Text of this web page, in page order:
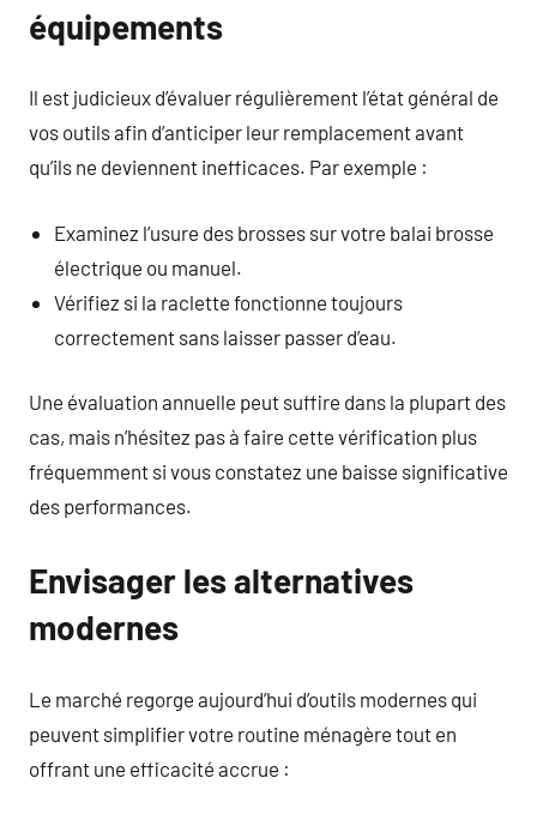
équipements
Il est judicieux d’évaluer régulièrement l’état général de
vos outils afin d’anticiper leur remplacement avant
qu’ils ne deviennent inefficaces. Par exemple :
Examinez l’usure des brosses sur votre balai brosse
électrique ou manuel.
Vérifiez si la raclette fonctionne toujours
correctement sans laisser passer d’eau.
Une évaluation annuelle peut suffire dans la plupart des
cas, mais n’hésitez pas à faire cette vérification plus
fréquemment si vous constatez une baisse significative
des performances.
Envisager les alternatives
modernes
Le marché regorge aujourd’hui d’outils modernes qui
peuvent simplifier votre routine ménagère tout en
offrant une efficacité accrue :